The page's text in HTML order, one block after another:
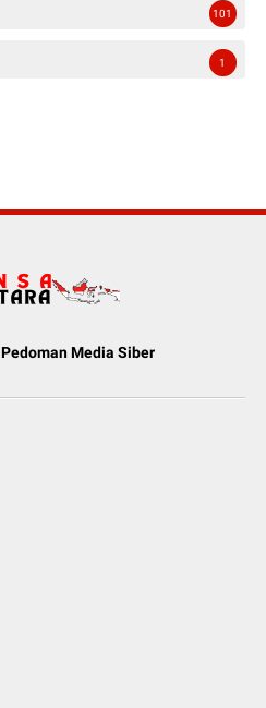
101
1
Pedoman Media Siber